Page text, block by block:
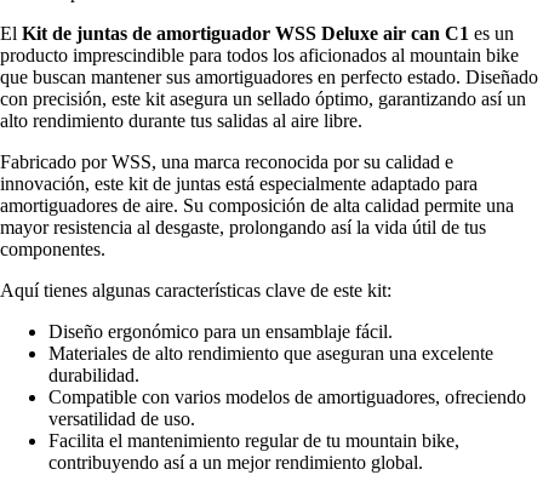
El Kit de juntas de amortiguador WSS Deluxe air can C1 es un
producto imprescindible para todos los aficionados al mountain bike
que buscan mantener sus amortiguadores en perfecto estado. Diseñado
con precisión, este kit asegura un sellado óptimo, garantizando así un
alto rendimiento durante tus salidas al aire libre.
Fabricado por WSS, una marca reconocida por su calidad e
innovación, este kit de juntas está especialmente adaptado para
amortiguadores de aire. Su composición de alta calidad permite una
mayor resistencia al desgaste, prolongando así la vida útil de tus
componentes.
Aquí tienes algunas características clave de este kit:
Diseño ergonómico para un ensamblaje fácil.
Materiales de alto rendimiento que aseguran una excelente
durabilidad.
Compatible con varios modelos de amortiguadores, ofreciendo
versatilidad de uso.
Facilita el mantenimiento regular de tu mountain bike,
contribuyendo así a un mejor rendimiento global.